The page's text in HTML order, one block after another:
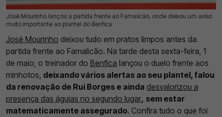
José Mourinho lançou a partida frente ao Famalicão, onde deixou um aviso
muito importante ao plantel do Benfica
01 Mai 2026 | 14:05 | 0
José Mourinho deixou tudo em pratos limpos antes da
partida frente ao Famalicão. Na tarde desta sexta-feira, 1
de maio, o treinador do Benfica lançou o duelo frente aos
minhotos, deixando vários alertas ao seu plantel, falou
da renovação de Rui Borges e ainda desvalorizou a
presença das águias no segundo lugar, sem estar
matematicamente assegurado. Confira tudo o que foi